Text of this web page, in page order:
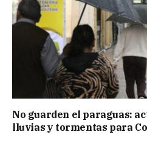
No guarden el paraguas:
lluvias y tormentas para